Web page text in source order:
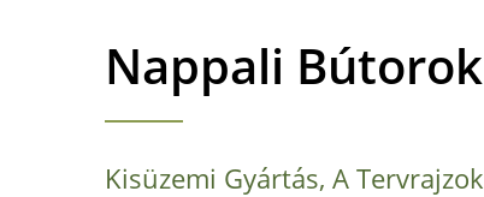
Nappali Bútorok
Kisüzemi Gyártás, A Tervrajzok